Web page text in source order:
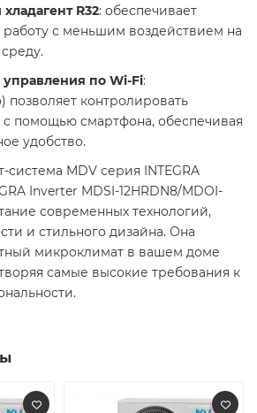
R32: обеспечивает
с меньшим воздействием на
по Wi-Fi:
позволяет контролировать
помощью смартфона, обеспечивая
удобство.​
система MDV серия INTEGRA
Inverter MDSI-12HRDN8/MDOI-
современных технологий,
и стильного дизайна. Она
микроклимат в вашем доме
самые высокие требования к